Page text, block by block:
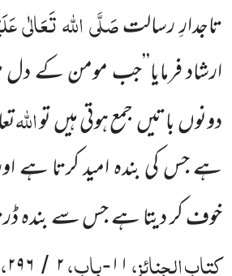
تاجدارِ رسالتصَلَّی اللہ تَعَالٰی
ارشاد فرمایا’’جب مومن کے
دونوں باتیں جمع ہوتی ہیں تواللہ
ہے جس کی بندہ امید کرتا
خوف کر دیتا ہے جس سے بندہ
کتاب الجنائز،
-باب، /